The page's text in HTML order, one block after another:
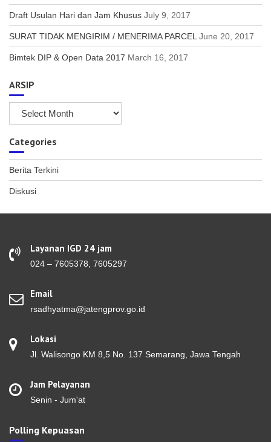
Draft Usulan Hari dan Jam Khusus July 9, 2017
SURAT TIDAK MENGIRIM / MENERIMA PARCEL June 20, 2017
Bimtek DIP & Open Data 2017 March 16, 2017
ARSIP
ARSIP
Categories
Berita Terkini
Diskusi
Layanan IGD 24 jam
024 – 7605378, 7605297
Email
rsadhyatma@jatengprov.go.id
Lokasi
Jl. Walisongo KM 8,5 No. 137 Semarang, Jawa Tengah
Jam Pelayanan
Senin - Jum'at
Polling Kepuasan